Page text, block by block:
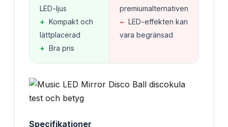
LED-ljus
+ Kompakt och
lättplacerad
+ Bra pris
premiumalternativen
− LED-effekten kan
vara begränsad
Specifikationer